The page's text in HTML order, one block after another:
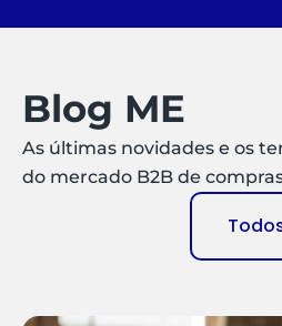
Blog ME
As últimas novidades e os
do mercado B2B de